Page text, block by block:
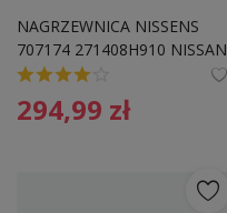
NAGRZEWNICA NISSENS
707174 271408H910 NISSAN
294,99 zł